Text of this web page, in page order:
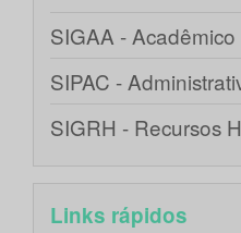
SIGAA - Acadêmico
SIPAC -
SIGRH - Recursos
Links rápidos